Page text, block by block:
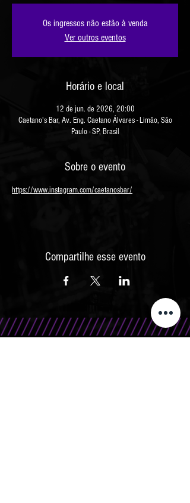
Os ingressos não estão à venda
Ver outros eventos
Horário e local
12 de jun. de 2026, 20:00
Caetano's Bar, Av. Eng. Caetano Álvares - Limão, São
Paulo - SP, Brasil
Sobre o evento
https://www.instagram.com/caetanosbar/
Compartilhe esse evento